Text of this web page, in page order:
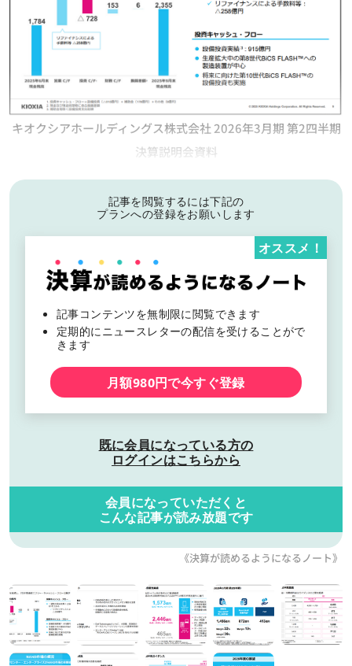
キオクシアホールディングス株式会社 2026年3月期 第2四半期
決算説明会資料
記事を閲覧するには下記の
プランへの登録をお願いします
記事コンテンツを無制限に閲覧できます
定期的にニュースレターの配信を受けることがで
きます
オススメ！
月額980円で今すぐ登録
既に会員になっている方の
ログインはこちらから
会員になっていただくと
こんな記事が読み放題です
《決算が読めるようになるノート》